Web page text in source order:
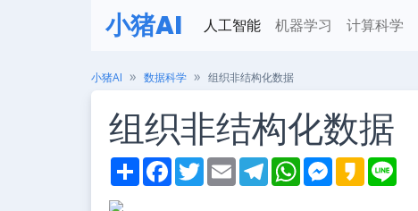
小猪AI 人工智能 机器学习 计算科学
小猪AI 数据科学 组织非结构化数据
组织非结构化数据
S
h
F
a
T
w
E
m
T
e
W
h
M
e
K
a